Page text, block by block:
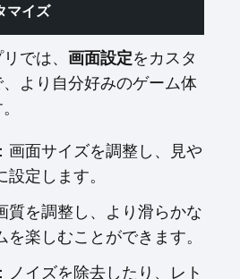
マイズ
では、 画面設定をカスタ
より自分好みのゲーム体
画面サイズを調整し、見や
定します。
質を調整し、より滑らかな
楽しむことができます。
：ノイズを除去したり、レト